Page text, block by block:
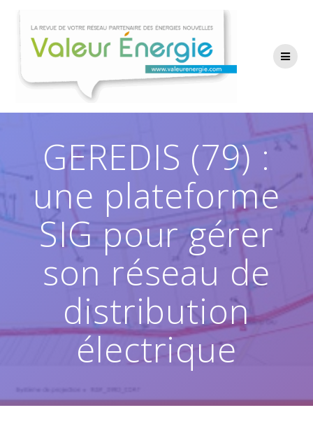
contenu
GEREDIS (79) :
une plateforme
SIG pour gérer
son réseau de
distribution
électrique